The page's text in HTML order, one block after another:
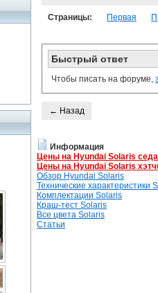
Страницы: Первая
Быстрый ответ
Чтобы писать на форуме,
← Назад
Информация
Цены на Hyundai Solaris
Цены на Hyundai Solaris
Обзор Hyundai Solaris
Технические характеристики
Комплектации Solaris
Краш-тест Solaris
Все цвета Solaris
Статьи